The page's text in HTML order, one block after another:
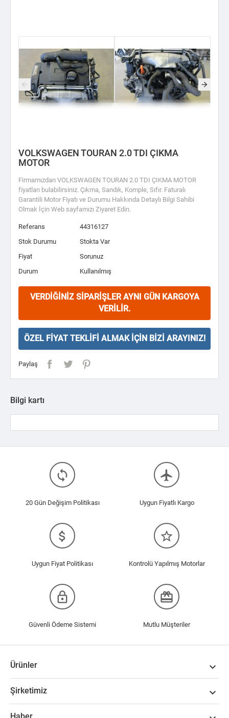
VOLKSWAGEN TOURAN 2.0 TDI ÇIKMA
MOTOR
Firmamızdan VOLKSWAGEN TOURAN 2.0 TDI ÇIKMA MOTOR
fiyatları bulabilirsiniz. Çıkma, Sandık, Komple, Sıfır. Faturalı
Garantili Motor Fiyatı ve Durumu Hakkında Detaylı Bilgi Sahibi
Olmak İçin Web sayfamızı Ziyaret Edin.
Referans
44316127
Stok Durumu
Stokta Var
Fiyat
Sorunuz
Durum
Kullanılmış
VERDIĞINIZ SIPARIŞLER AYNI GÜN KARGOYA
VERILIR.
ÖZEL FIYAT TEKLIFI ALMAK İÇIN BIZI ARAYINIZ!
Paylaş
Bilgi kartı
loop
20 Gün Değişim Politikası
flight
Uygun Fiyatlı Kargo
attach_money
Uygun Fiyat Politikası
star_border
Kontrolü Yapılmış Motorlar
lock_outline
Güvenli Ödeme Sistemi
redeem
Mutlu Müşteriler
Ürünler 
Şirketimiz 